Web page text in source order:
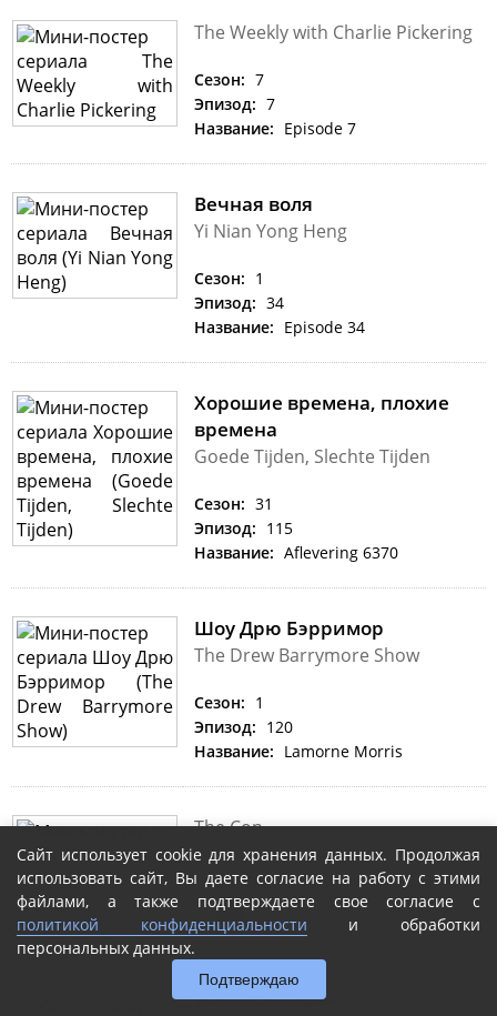
The Weekly with Charlie Pickering
Сезон: 7
Эпизод: 7
Название: Episode 7
Вечная воля
Yi Nian Yong Heng
Сезон: 1
Эпизод: 34
Название: Episode 34
Хорошие времена, плохие
времена
Goede Tijden, Slechte Tijden
Сезон: 31
Эпизод: 115
Название: Aflevering 6370
Шоу Дрю Бэрримор
The Drew Barrymore Show
Сезон: 1
Эпизод: 120
Название: Lamorne Morris
The Con
Сезон: 1
Эпизод: 6
Название: The Psychic Con
Рокко Скьявоне
Сайт использует cookie для хранения данных. Продолжая
использовать сайт, Вы даете согласие на работу с этими
файлами, а также подтверждаете свое согласие с
политикой конфиденциальности и обработки
персональных данных.
Подтверждаю